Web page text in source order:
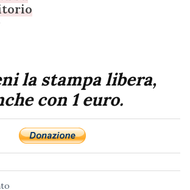
la stampa libera,
con 1 euro.